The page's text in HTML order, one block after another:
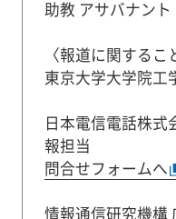
助教 アサバナント
〈報道に関するこ
東京大学大学院工
日本電信電話株式
報担当
問合せフォームへ
情報通信研究機構